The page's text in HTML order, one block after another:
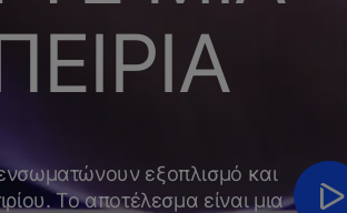
εξοπλισμό και
Το αποτέλεσμα είναι μια